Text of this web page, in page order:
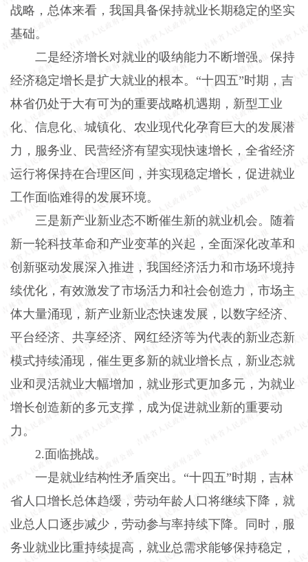
战略，总体来看，我国具备保持就业长期稳定的坚实
基础。
二是经济增长对就业的吸纳能力不断增强。保持
经济稳定增长是扩大就业的根本。“十四五”时期，吉
林省仍处于大有可为的重要战略机遇期，新型工业
化、信息化、城镇化、农业现代化孕育巨大的发展潜
力，服务业、民营经济有望实现快速增长，全省经济
运行将保持在合理区间，并实现稳定增长，促进就业
工作面临难得的发展环境。
三是新产业新业态不断催生新的就业机会。随着
新一轮科技革命和产业变革的兴起，全面深化改革和
创新驱动发展深入推进，我国经济活力和市场环境持
续优化，有效激发了市场活力和社会创造力，市场主
体大量涌现，新产业新业态快速发展，以数字经济、
平台经济、共享经济、网红经济等为代表的新业态新
模式持续涌现，催生更多新的就业增长点，新业态就
业和灵活就业大幅增加，就业形式更加多元，为就业
增长创造新的多元支撑，成为促进就业新的重要动
力。
2.面临挑战。
一是就业结构性矛盾突出。“十四五”时期，吉林
省人口增长总体趋缓，劳动年龄人口将继续下降，就
业总人口逐步减少，劳动参与率持续下降。同时，服
务业就业比重持续提高，就业总需求能够保持稳定，